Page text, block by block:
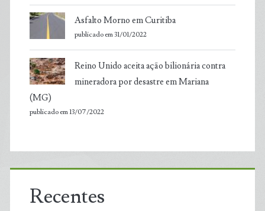
Asfalto Morno em Curitiba
publicado em 31/01/2022
Reino Unido aceita ação bilionária contra
mineradora por desastre em Mariana
(MG)
publicado em 13/07/2022
Recentes